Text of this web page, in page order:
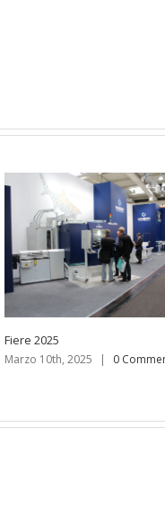
Fiere 2025
Marzo 10th, 2025 | 0